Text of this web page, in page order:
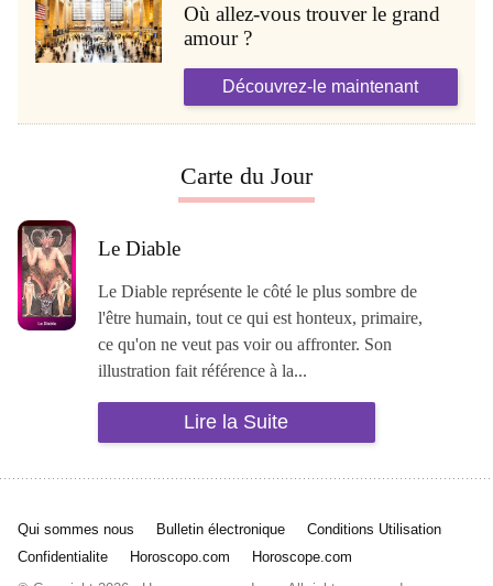
Où allez-vous trouver le grand
amour ?
Découvrez-le maintenant
Carte du Jour
Le Diable
Le Diable représente le côté le plus sombre de
l'être humain, tout ce qui est honteux, primaire,
ce qu'on ne veut pas voir ou affronter. Son
illustration fait référence à la...
Lire la Suite
Qui sommes nous Bulletin électronique
Conditions Utilisation
Confidentialite
Horoscopo.com
Horoscope.com